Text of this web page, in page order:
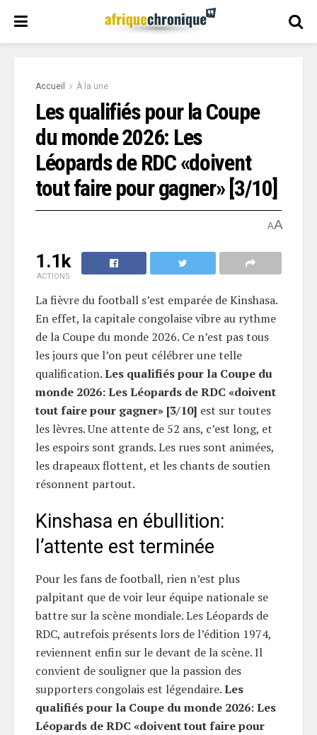
Accueil À la une
Les qualifiés pour la Coupe
du monde 2026: Les
Léopards de RDC «doivent
tout faire pour gagner» [3/10]
AA
1.1k
ACTIONS
La fièvre du football s’est emparée de Kinshasa.
En effet, la capitale congolaise vibre au rythme
de la Coupe du monde 2026. Ce n’est pas tous
les jours que l’on peut célébrer une telle
qualification.Les qualifiés pour la Coupe du
monde 2026: Les Léopards de RDC «doivent
tout faire pour gagner» [3/10] est sur toutes
les lèvres. Une attente de 52 ans, c’est long, et
les espoirs sont grands. Les rues sont animées,
les drapeaux flottent, et les chants de soutien
résonnent partout.
Kinshasa en ébullition:
l’attente est terminée
Pour les fans de football, rien n’est plus
palpitant que de voir leur équipe nationale se
battre sur la scène mondiale. Les Léopards de
RDC, autrefois présents lors de l’édition 1974,
reviennent enfin sur le devant de la scène. Il
convient de souligner que la passion des
supporters congolais est légendaire.Les
qualifiés pour la Coupe du monde 2026: Les
Léopards de RDC «doivent tout faire pour